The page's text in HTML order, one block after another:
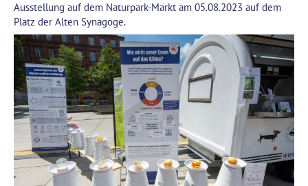
Ausstellung auf dem Naturpark-Markt am 05.08.2023 auf dem
Platz der Alten Synagoge.